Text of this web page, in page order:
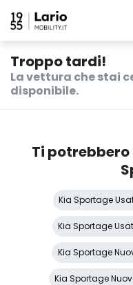
Troppo tardi!
La vettura che stai
disponibile.
Ti
Kia Sportage
Kia Sportage
Kia Sportage
Kia Sportage